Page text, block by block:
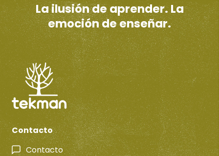
La ilusión de aprender. La
emoción de enseñar.
Contacto
Contacto